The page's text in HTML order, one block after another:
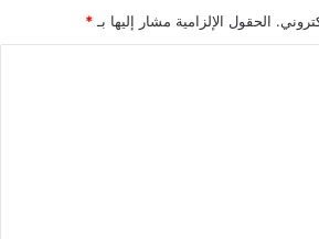
الحقول الإلزامية مشار إليها بـ *